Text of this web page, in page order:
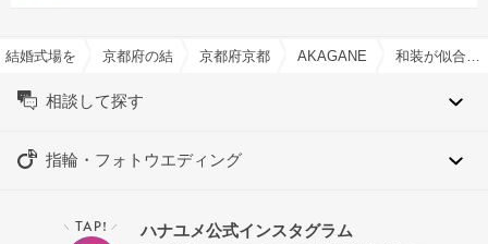
結婚式場を探すならハナユメ
京都府の結婚式場一覧京都府京都市の結婚式場一覧
AKAGANE RESORT
相談して探す
指輪・フォトウエディング
＼ TAP! ／ ハナユメ公式インスタグラム